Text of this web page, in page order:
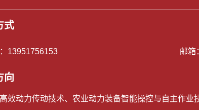
式
13951756153 邮箱
向
效动力传动技术、农业动力装备智能操控与自主作业